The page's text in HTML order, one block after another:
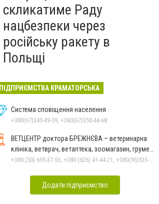
скликатиме Раду
нацбезпеки через
російську ракету в
Польщі
ПІДПРИЄМСТВА КРАМАТОРСЬКА
Система сповіщення населення
+380(67)340-49-59, +380(67)350-44-68
ВЕТЦЕНТР доктора БРЕЖНЄВА – ветеринарна
клініка, ветврач, ветаптека, зоомагазин, грумер,
стрижки.
+380 (50) 695-37-55, +380 (626) 41-44-21, +380(95)533-90-03
Додати підприємство